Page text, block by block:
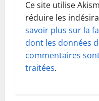
n
d
’
a
Ce site utilise
réduire les
savoir plus sur la
dont les données
commentaires
traitées.